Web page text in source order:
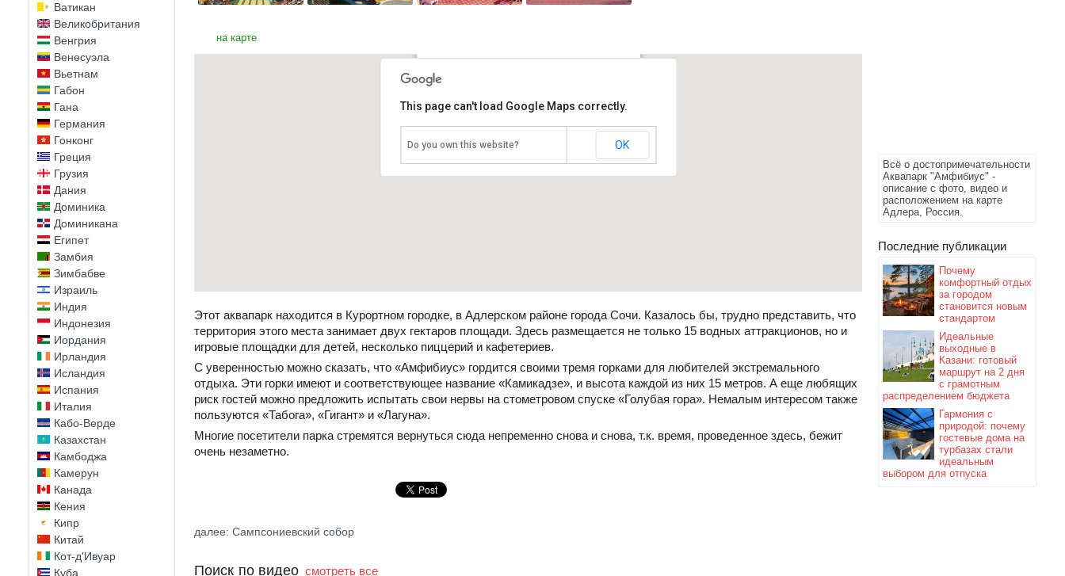
Ватикан
Великобритания
Венгрия
Венесуэла
Вьетнам
Габон
Гана
Германия
Гонконг
Греция
Грузия
Дания
Доминика
Доминикана
Египет
Замбия
Зимбабве
Израиль
Индия
Индонезия
Иордания
Ирландия
Исландия
Испания
Италия
Кабо-Верде
Казахстан
Камбоджа
Камерун
Канада
Кения
Кипр
Китай
Кот-д'Ивуар
Куба
Всё о достопримечательности
Аквапарк "Амфибиус" -
описание с фото, видео и
расположением на карте
Адлера, Россия.
Последние публикации
Почему
комфортный отдых
за городом
становится новым
стандартом
Идеальные
выходные в
Казани: готовый
маршрут на 2 дня
с грамотным
распределением бюджета
Гармония с
природой: почему
гостевые дома на
турбазах стали
идеальным
выбором для отпуска
на карте
Россия, Адлер
This page can't load Google Maps correctly.
Do you own this website? OK
Этот аквапарк находится в Курортном городке, в Адлерском районе города Сочи. Казалось бы, трудно представить, что
территория этого места занимает двух гектаров площади. Здесь размещается не только 15 водных аттракционов, но и
игровые площадки для детей, несколько пиццерий и кафетериев.
С уверенностью можно сказать, что «Амфибиус» гордится своими тремя горками для любителей экстремального
отдыха. Эти горки имеют и соответствующее название «Камикадзе», и высота каждой из них 15 метров. А еще любящих
риск гостей можно предложить испытать свои нервы на стометровом спуске «Голубая гора». Немалым интересом также
пользуются «Табога», «Гигант» и «Лагуна».
Многие посетители парка стремятся вернуться сюда непременно снова и снова, т.к. время, проведенное здесь, бежит
очень незаметно.
далее: Сампсониевский собор
Поиск по видео смотреть все